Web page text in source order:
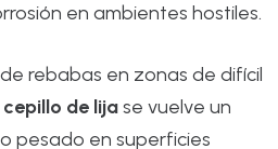
en ambientes hostiles.
rebabas en zonas de difícil
cepillo de lijase vuelve un
pesado en superficies